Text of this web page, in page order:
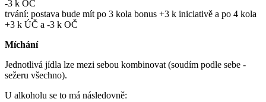
-3 k OČ
trvání: postava bude mít po 3 kola bonus +3 k iniciativě a po 4 kola
+3 k ÚČ a -3 k OČ
Míchání
Jednotlivá jídla lze mezi sebou kombinovat (soudím podle sebe -
sežeru všechno).
U alkoholu se to má následovně: